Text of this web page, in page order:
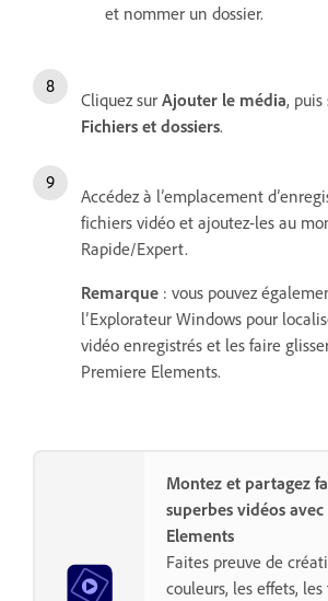
et nommer un dossier.
Cliquez sur Ajouter le média,
Fichiers et dossiers.
Accédez à l’emplacement
fichiers vidéo et ajoutez-les au
Rapide/Expert.
Remarque : vous pouvez
l’Explorateur Windows pour
vidéo enregistrés et les faire
Premiere Elements.
Montez et partagez
superbes vidéos
Elements
Faites preuve de
couleurs, les effets,